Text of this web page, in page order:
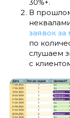
30%+.
В
заявок
по
слушаем
с